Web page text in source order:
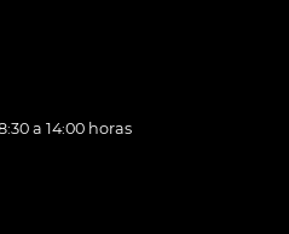
a 14:00 horas